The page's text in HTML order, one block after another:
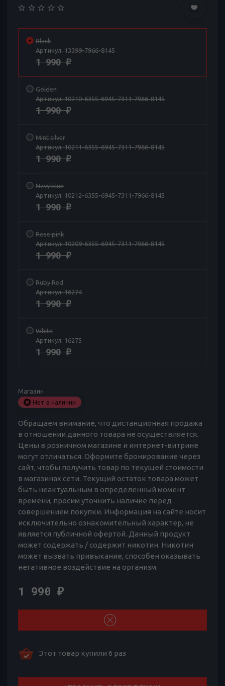
Black
Артикул:13399-7966-8145
1 990₽
Golden
Артикул:10210-6355-6945-7311-7966-8145
1 990₽
Mint silver
Артикул:10211-6355-6945-7311-7966-8145
1 990₽
Navy blue
Артикул:10212-6355-6945-7311-7966-8145
1 990₽
Rose pink
Артикул:10209-6355-6945-7311-7966-8145
1 990₽
Ruby Red
Артикул:16274
1 990₽
White
Артикул:16275
1 990₽
Магазин
Нет в наличии
Обращаем внимание, что дистанционная продажа
в отношении данного товара не осуществляется.
Цены в розничном магазине и интернет-витрине
могут отличаться. Оформите бронирование через
сайт, чтобы получить товар по текущей стоимости
в магазинах сети. Текущий остаток товара может
быть неактуальным в определенный момент
времени, просим уточнить наличие перед
совершением покупки. Информация на сайте носит
исключительно ознакомительный характер, не
является публичной офертой. Данный продукт
может содержать / содержит никотин. Никотин
может вызвать привыкание, способен оказывать
негативное воздействие на организм.
1 990 ₽
Этот товар купили 6 раз